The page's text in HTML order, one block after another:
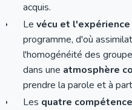
acquis.
Le vécu et l'expérience
programme, d'où
l'homogénéité des
dans une atmosphère
prendre la parole et à
Les quatre